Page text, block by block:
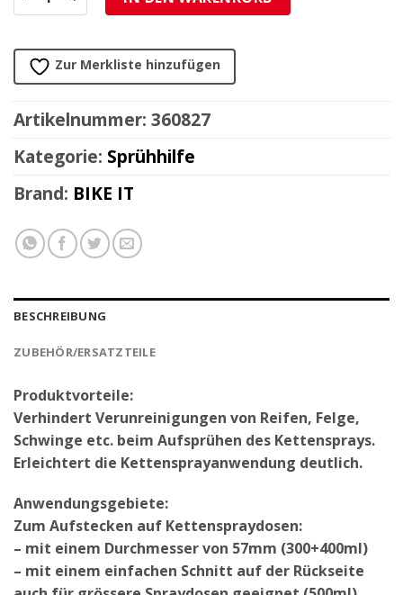
Zur Merkliste hinzufügen
Artikelnummer: 360827
Kategorie: Sprühhilfe
Brand: BIKE IT
BESCHREIBUNG
ZUBEHÖR/ERSATZTEILE
Produktvorteile:
Verhindert Verunreinigungen von Reifen, Felge,
Schwinge etc. beim Aufsprühen des Kettensprays.
Erleichtert die Kettensprayanwendung deutlich.
Anwendungsgebiete:
Zum Aufstecken auf Kettenspraydosen:
– mit einem Durchmesser von 57mm (300+400ml)
– mit einem einfachen Schnitt auf der Rückseite